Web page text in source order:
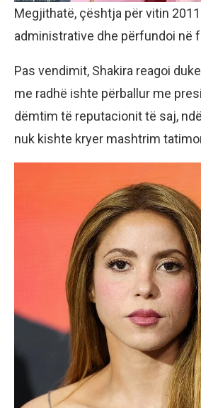
Megjithatë, çështja për vitin
administrative dhe përfundoi në
Pas vendimit, Shakira reagoi
me radhë ishte përballur me
dëmtim të reputacionit të saj,
nuk kishte kryer mashtrim